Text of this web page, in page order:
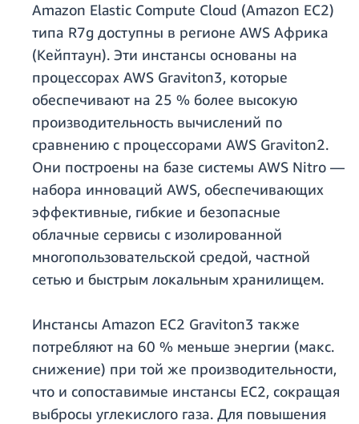
Amazon Elastic Compute Cloud (Amazon EC2)
типа R7g доступны в регионе AWS Африка
(Кейптаун). Эти инстансы основаны на
процессорах AWS Graviton3, которые
обеспечивают на 25 % более высокую
производительность вычислений по
сравнению с процессорами AWS Graviton2.
Они построены на базе системы AWS Nitro —
набора инноваций AWS, обеспечивающих
эффективные, гибкие и безопасные
облачные сервисы с изолированной
многопользовательской средой, частной
сетью и быстрым локальным хранилищем.
Инстансы Amazon EC2 Graviton3 также
потребляют на 60 % меньше энергии (макс.
снижение) при той же производительности,
что и сопоставимые инстансы EC2, сокращая
выбросы углекислого газа. Для повышения